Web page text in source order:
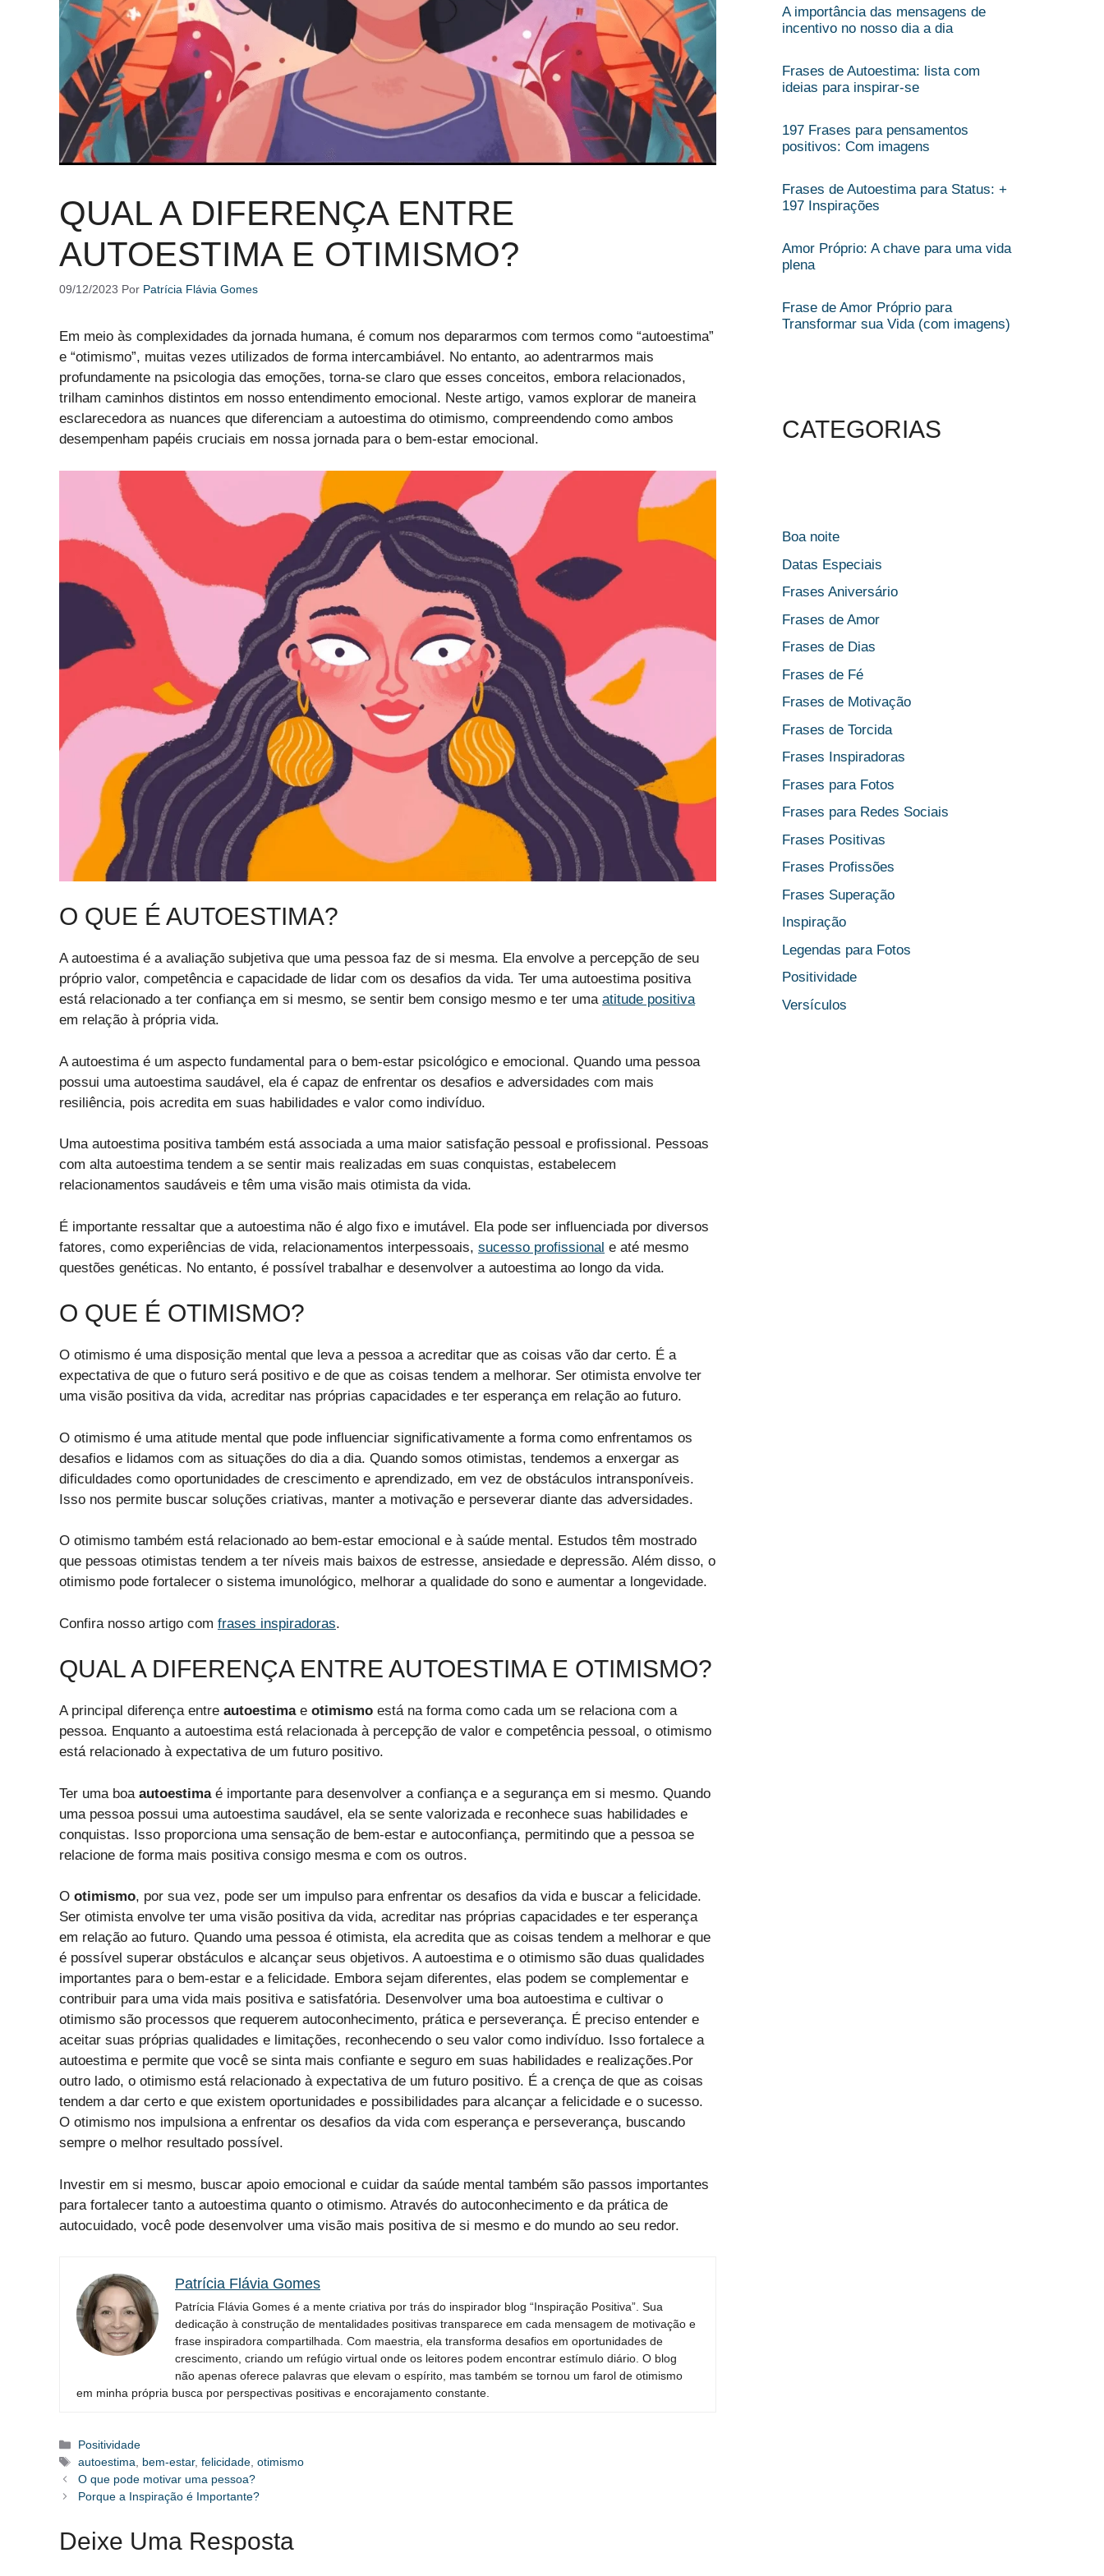
QUAL A DIFERENÇA ENTRE
AUTOESTIMA E OTIMISMO?
09/12/2023 Por Patrícia Flávia Gomes
Em meio às complexidades da jornada humana, é comum nos depararmos com termos como “autoestima”
e “otimismo”, muitas vezes utilizados de forma intercambiável. No entanto, ao adentrarmos mais
profundamente na psicologia das emoções, torna-se claro que esses conceitos, embora relacionados,
trilham caminhos distintos em nosso entendimento emocional. Neste artigo, vamos explorar de maneira
esclarecedora as nuances que diferenciam a autoestima do otimismo, compreendendo como ambos
desempenham papéis cruciais em nossa jornada para o bem-estar emocional.
O QUE É AUTOESTIMA?
A autoestima é a avaliação subjetiva que uma pessoa faz de si mesma. Ela envolve a percepção de seu
próprio valor, competência e capacidade de lidar com os desafios da vida. Ter uma autoestima positiva
está relacionado a ter confiança em si mesmo, se sentir bem consigo mesmo e ter uma atitude positiva
em relação à própria vida.
A autoestima é um aspecto fundamental para o bem-estar psicológico e emocional. Quando uma pessoa
possui uma autoestima saudável, ela é capaz de enfrentar os desafios e adversidades com mais
resiliência, pois acredita em suas habilidades e valor como indivíduo.
Uma autoestima positiva também está associada a uma maior satisfação pessoal e profissional. Pessoas
com alta autoestima tendem a se sentir mais realizadas em suas conquistas, estabelecem
relacionamentos saudáveis e têm uma visão mais otimista da vida.
É importante ressaltar que a autoestima não é algo fixo e imutável. Ela pode ser influenciada por diversos
fatores, como experiências de vida, relacionamentos interpessoais, sucesso profissional e até mesmo
questões genéticas. No entanto, é possível trabalhar e desenvolver a autoestima ao longo da vida.
O QUE É OTIMISMO?
O otimismo é uma disposição mental que leva a pessoa a acreditar que as coisas vão dar certo. É a
expectativa de que o futuro será positivo e de que as coisas tendem a melhorar. Ser otimista envolve ter
uma visão positiva da vida, acreditar nas próprias capacidades e ter esperança em relação ao futuro.
O otimismo é uma atitude mental que pode influenciar significativamente a forma como enfrentamos os
desafios e lidamos com as situações do dia a dia. Quando somos otimistas, tendemos a enxergar as
dificuldades como oportunidades de crescimento e aprendizado, em vez de obstáculos intransponíveis.
Isso nos permite buscar soluções criativas, manter a motivação e perseverar diante das adversidades.
O otimismo também está relacionado ao bem-estar emocional e à saúde mental. Estudos têm mostrado
que pessoas otimistas tendem a ter níveis mais baixos de estresse, ansiedade e depressão. Além disso, o
otimismo pode fortalecer o sistema imunológico, melhorar a qualidade do sono e aumentar a longevidade.
Confira nosso artigo com frases inspiradoras.
QUAL A DIFERENÇA ENTRE AUTOESTIMA E OTIMISMO?
A principal diferença entre autoestimae otimismo está na forma como cada um se relaciona com a
pessoa. Enquanto a autoestima está relacionada à percepção de valor e competência pessoal, o otimismo
está relacionado à expectativa de um futuro positivo.
Ter uma boa autoestimaé importante para desenvolver a confiança e a segurança em si mesmo. Quando
uma pessoa possui uma autoestima saudável, ela se sente valorizada e reconhece suas habilidades e
conquistas. Isso proporciona uma sensação de bem-estar e autoconfiança, permitindo que a pessoa se
relacione de forma mais positiva consigo mesma e com os outros.
O otimismo, por sua vez, pode ser um impulso para enfrentar os desafios da vida e buscar a felicidade.
Ser otimista envolve ter uma visão positiva da vida, acreditar nas próprias capacidades e ter esperança
em relação ao futuro. Quando uma pessoa é otimista, ela acredita que as coisas tendem a melhorar e que
é possível superar obstáculos e alcançar seus objetivos. A autoestima e o otimismo são duas qualidades
importantes para o bem-estar e a felicidade. Embora sejam diferentes, elas podem se complementar e
contribuir para uma vida mais positiva e satisfatória. Desenvolver uma boa autoestima e cultivar o
otimismo são processos que requerem autoconhecimento, prática e perseverança. É preciso entender e
aceitar suas próprias qualidades e limitações, reconhecendo o seu valor como indivíduo. Isso fortalece a
autoestima e permite que você se sinta mais confiante e seguro em suas habilidades e realizações.Por
outro lado, o otimismo está relacionado à expectativa de um futuro positivo. É a crença de que as coisas
tendem a dar certo e que existem oportunidades e possibilidades para alcançar a felicidade e o sucesso.
O otimismo nos impulsiona a enfrentar os desafios da vida com esperança e perseverança, buscando
sempre o melhor resultado possível.
Investir em si mesmo, buscar apoio emocional e cuidar da saúde mental também são passos importantes
para fortalecer tanto a autoestima quanto o otimismo. Através do autoconhecimento e da prática de
autocuidado, você pode desenvolver uma visão mais positiva de si mesmo e do mundo ao seu redor.
Patrícia Flávia Gomes
Patrícia Flávia Gomes é a mente criativa por trás do inspirador blog “Inspiração Positiva”. Sua
dedicação à construção de mentalidades positivas transparece em cada mensagem de motivação e
frase inspiradora compartilhada. Com maestria, ela transforma desafios em oportunidades de
crescimento, criando um refúgio virtual onde os leitores podem encontrar estímulo diário. O blog
não apenas oferece palavras que elevam o espírito, mas também se tornou um farol de otimismo
em minha própria busca por perspectivas positivas e encorajamento constante.
Categorias
Positividade
Tags
autoestima, bem-estar,felicidade,otimismo
O que pode motivar uma pessoa?
Porque a Inspiração é Importante?
Deixe Uma Resposta
A importância das mensagens de
incentivo no nosso dia a dia
Frases de Autoestima: lista com
ideias para inspirar-se
197 Frases para pensamentos
positivos: Com imagens
Frases de Autoestima para Status: +
197 Inspirações
Amor Próprio: A chave para uma vida
plena
Frase de Amor Próprio para
Transformar sua Vida (com imagens)
CATEGORIAS
Boa noite
Datas Especiais
Frases Aniversário
Frases de Amor
Frases de Dias
Frases de Fé
Frases de Motivação
Frases de Torcida
Frases Inspiradoras
Frases para Fotos
Frases para Redes Sociais
Frases Positivas
Frases Profissões
Frases Superação
Inspiração
Legendas para Fotos
Positividade
Versículos